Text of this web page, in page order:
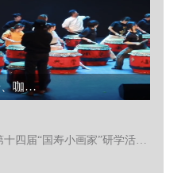
“牵手国寿 智绘未来” 第十四届“国寿小画家”研学活动暨